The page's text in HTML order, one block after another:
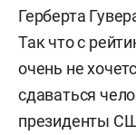
Герберта
Так что с
очень не
сдаваться
президенты